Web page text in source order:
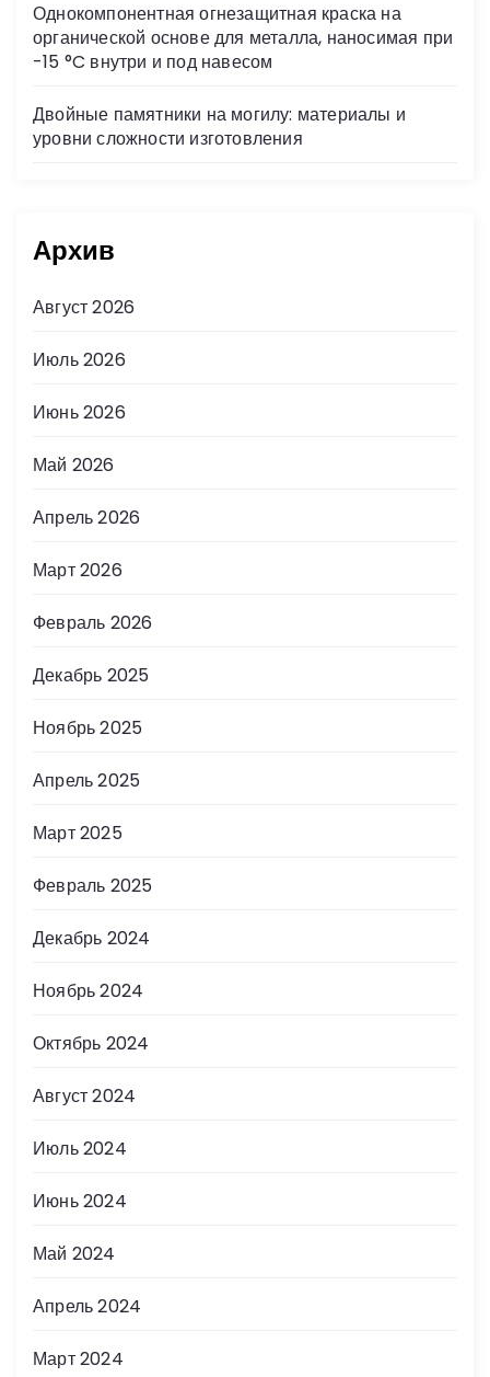
Однокомпонентная огнезащитная краска на
органической основе для металла, наносимая при
-15 °C внутри и под навесом
Двойные памятники на могилу: материалы и
уровни сложности изготовления
Архив
Август 2026
Июль 2026
Июнь 2026
Май 2026
Апрель 2026
Март 2026
Февраль 2026
Декабрь 2025
Ноябрь 2025
Апрель 2025
Март 2025
Февраль 2025
Декабрь 2024
Ноябрь 2024
Октябрь 2024
Август 2024
Июль 2024
Июнь 2024
Май 2024
Апрель 2024
Март 2024